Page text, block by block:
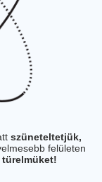
szüneteltetjük,
felületen